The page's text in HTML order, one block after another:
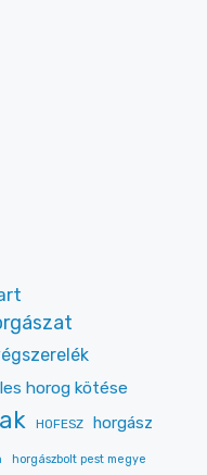
horog kötése
HOFESZ horgász
horgászbolt pest megye